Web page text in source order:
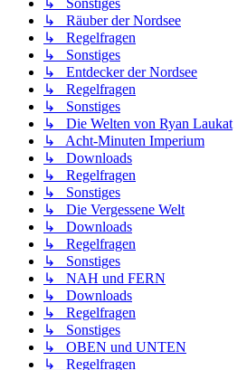
↳ Sonstiges
↳ Räuber der Nordsee
↳ Regelfragen
↳ Sonstiges
↳ Entdecker der Nordsee
↳ Regelfragen
↳ Sonstiges
↳ Die Welten von Ryan Laukat
↳ Acht-Minuten Imperium
↳ Downloads
↳ Regelfragen
↳ Sonstiges
↳ Die Vergessene Welt
↳ Downloads
↳ Regelfragen
↳ Sonstiges
↳ NAH und FERN
↳ Downloads
↳ Regelfragen
↳ Sonstiges
↳ OBEN und UNTEN
↳ Regelfragen